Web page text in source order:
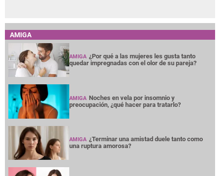
AMIGA
AMIGA ¿Por qué a las mujeres les gusta tanto
quedar impregnadas con el olor de su pareja?
AMIGA Noches en vela por insomnio y
preocupación, ¿qué hacer para tratarlo?
AMIGA ¿Terminar una amistad duele tanto como
una ruptura amorosa?